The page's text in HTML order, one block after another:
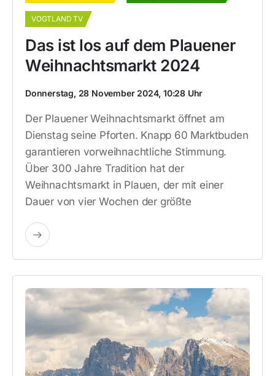
VOGTLAND TV
Das ist los auf dem Plauener
Weihnachtsmarkt 2024
Donnerstag, 28 November 2024, 10:28 Uhr
Der Plauener Weihnachtsmarkt öffnet am
Dienstag seine Pforten. Knapp 60 Marktbuden
garantieren vorweihnachtliche Stimmung.
Über 300 Jahre Tradition hat der
Weihnachtsmarkt in Plauen, der mit einer
Dauer von vier Wochen der größte